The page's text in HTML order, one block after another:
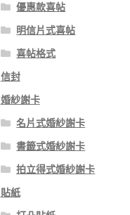
優惠款喜帖
明信片式喜帖
喜帖格式
信封
婚紗謝卡
名片式婚紗謝卡
書籤式婚紗謝卡
拍立得式婚紗謝卡
貼紙